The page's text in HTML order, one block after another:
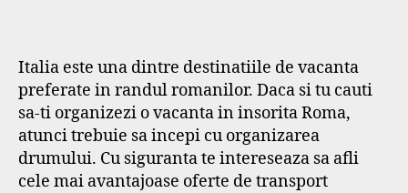
Italia este una dintre destinatiile de vacanta
preferate in randul romanilor. Daca si tu cauti
sa-ti organizezi o vacanta in insorita Roma,
atunci trebuie sa incepi cu organizarea
drumului. Cu siguranta te intereseaza sa afli
cele mai avantajoase oferte de transport